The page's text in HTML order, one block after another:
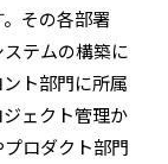
その各部署
テムの構築に
ト部門に所属
ェクト管理か
ロダクト部門